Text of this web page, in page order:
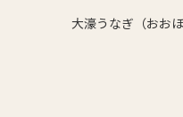
大濠うなぎ（おお